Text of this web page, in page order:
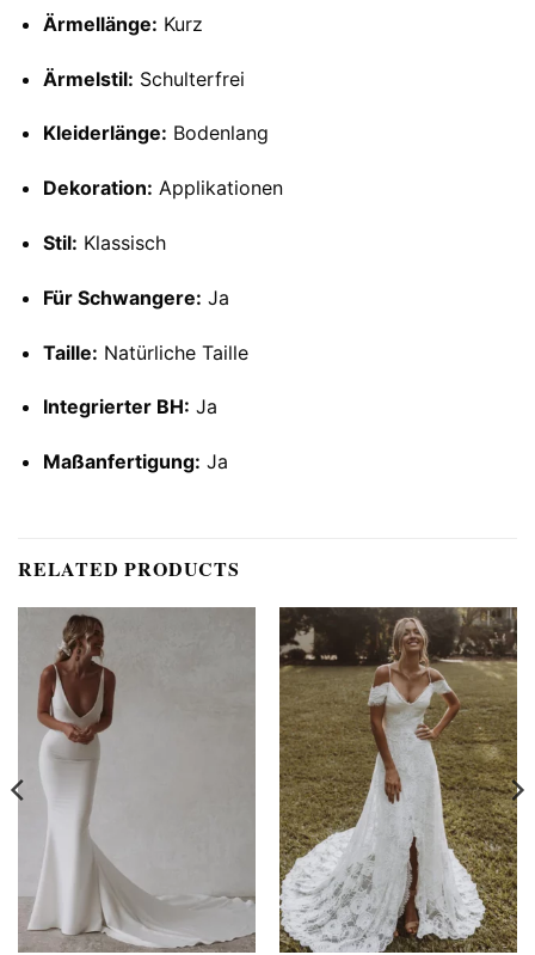
Ärmellänge: Kurz
Ärmelstil: Schulterfrei
Kleiderlänge: Bodenlang
Dekoration: Applikationen
Stil: Klassisch
Für Schwangere: Ja
Taille: Natürliche Taille
Integrierter BH: Ja
Maßanfertigung: Ja
RELATED PRODUCTS